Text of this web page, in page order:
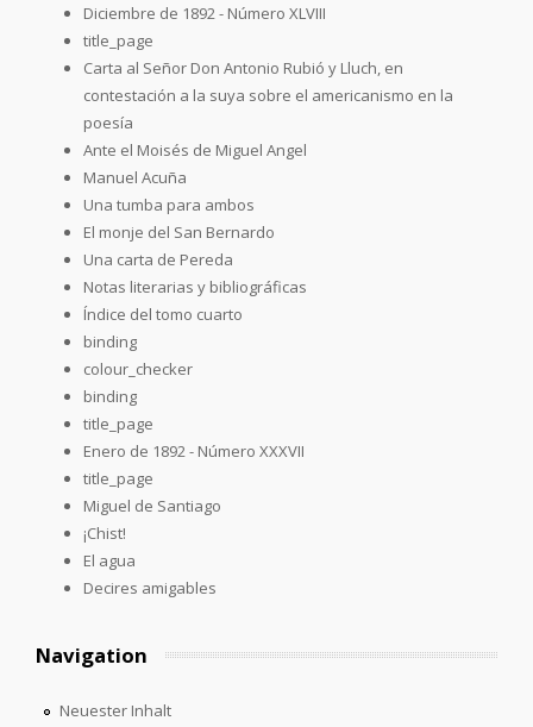
Diciembre de 1892 - Número XLVIII
title_page
Carta al Señor Don Antonio Rubió y Lluch, en
contestación a la suya sobre el americanismo en la
poesía
Ante el Moisés de Miguel Angel
Manuel Acuña
Una tumba para ambos
El monje del San Bernardo
Una carta de Pereda
Notas literarias y bibliográficas
Índice del tomo cuarto
binding
colour_checker
binding
title_page
Enero de 1892 - Número XXXVII
title_page
Miguel de Santiago
¡Chist!
El agua
Decires amigables
Navigation
Neuester Inhalt